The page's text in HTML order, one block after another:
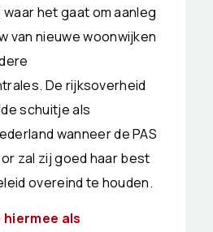
het gaat om aanleg
van nieuwe woonwijken
De rijksoverheid
schuitje als
wanneer de PAS
zal zij goed haar best
overeind te houden.
hiermee als